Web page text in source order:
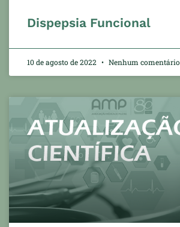
Dispepsia Funcional
10 de agosto de 2022 Nenhum comentário